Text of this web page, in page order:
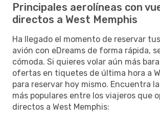
Principales aerolíneas con
directos a West Memphis
Ha llegado el momento de reservar
avión con eDreams de forma rápida,
cómoda. Si quieres volar aún más
ofertas en tiquetes de última hora a
para reservar hoy mismo. Encuentra
más populares entre los viajeros que
directos a West Memphis: